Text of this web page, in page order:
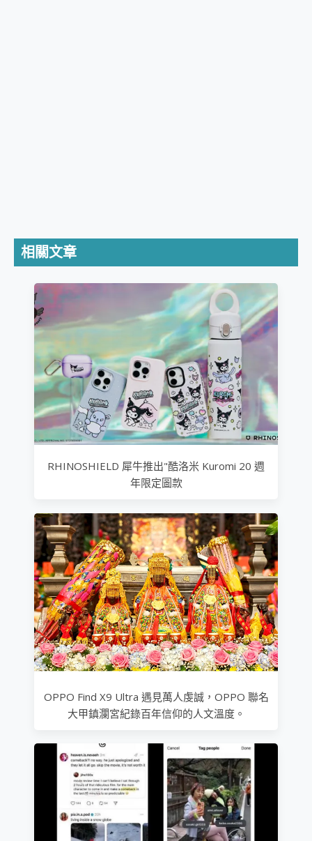
相關文章
RHINOSHIELD 犀牛推出"酷洛米 Kuromi 20 週
年限定圖款
OPPO Find X9 Ultra 遇見萬人虔誠，OPPO 聯名
大甲鎮瀾宮紀錄百年信仰的人文溫度。